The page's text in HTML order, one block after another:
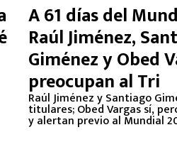
A 61 días del
Raúl Jiménez,
Giménez y Obed
preocupan al Tri
Raúl Jiménez y Santiago
titulares; Obed Vargas sí,
y alertan previo al Mundial